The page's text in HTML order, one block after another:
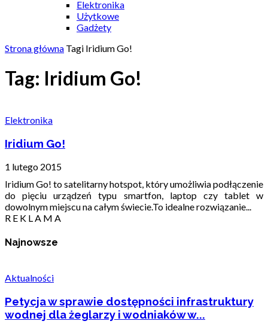
Elektronika
Użytkowe
Gadżety
Strona główna Tagi Iridium Go!
Tag: Iridium Go!
Elektronika
Iridium Go!
1 lutego 2015
Iridium Go! to satelitarny hotspot, który umożliwia podłączenie
do pięciu urządzeń typu smartfon, laptop czy tablet w
dowolnym miejscu na całym świecie.To idealne rozwiązanie...
R E K L A M A
Najnowsze
Aktualności
Petycja w sprawie dostępności infrastruktury
wodnej dla żeglarzy i wodniaków w...